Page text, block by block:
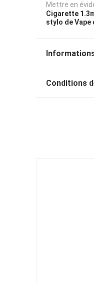
Mettre en
Cigarette
stylo de Vape
Conditions